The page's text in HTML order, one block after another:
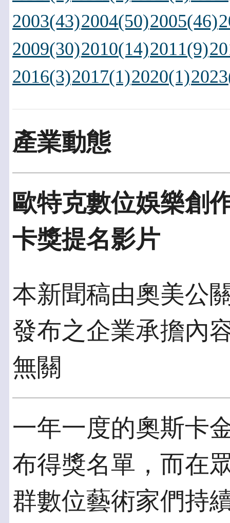
2003(43)2004(50)2005(46)
2009(30)2010(14)2011(9)
2016(3)2017(1)2020(1)
產業動態
歐特克數位娛樂創
卡獎提名影片
本新聞稿由奧美公
發布之企業承擔內
無關
一年一度的奧斯卡
布得獎名單，而在
群數位藝術家們持